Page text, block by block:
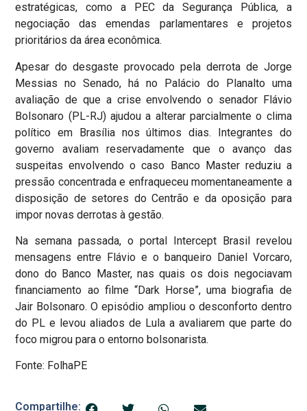
estratégicas, como a PEC da Segurança Pública, a
negociação das emendas parlamentares e projetos
prioritários da área econômica.
Apesar do desgaste provocado pela derrota de Jorge
Messias no Senado, há no Palácio do Planalto uma
avaliação de que a crise envolvendo o senador Flávio
Bolsonaro (PL-RJ) ajudou a alterar parcialmente o clima
político em Brasília nos últimos dias. Integrantes do
governo avaliam reservadamente que o avanço das
suspeitas envolvendo o caso Banco Master reduziu a
pressão concentrada e enfraqueceu momentaneamente a
disposição de setores do Centrão e da oposição para
impor novas derrotas à gestão.
Na semana passada, o portal Intercept Brasil revelou
mensagens entre Flávio e o banqueiro Daniel Vorcaro,
dono do Banco Master, nas quais os dois negociavam
financiamento ao filme “Dark Horse”, uma biografia de
Jair Bolsonaro. O episódio ampliou o desconforto dentro
do PL e levou aliados de Lula a avaliarem que parte do
foco migrou para o entorno bolsonarista.
Fonte: FolhaPE
Compartilhe: